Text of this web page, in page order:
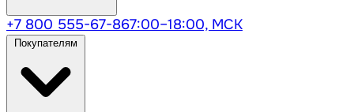
+7 800 555-67-867:00–18:00, МСК